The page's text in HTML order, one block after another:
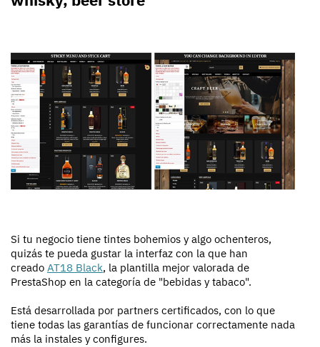
Si tu negocio tiene tintes bohemios y algo ochenteros,
quizás te pueda gustar la interfaz con la que han
creado AT18 Black, la plantilla mejor valorada de
PrestaShop en la categoría de "bebidas y tabaco".
Está desarrollada por partners certificados, con lo que
tiene todas las garantías de funcionar correctamente nada
más la instales y configures.